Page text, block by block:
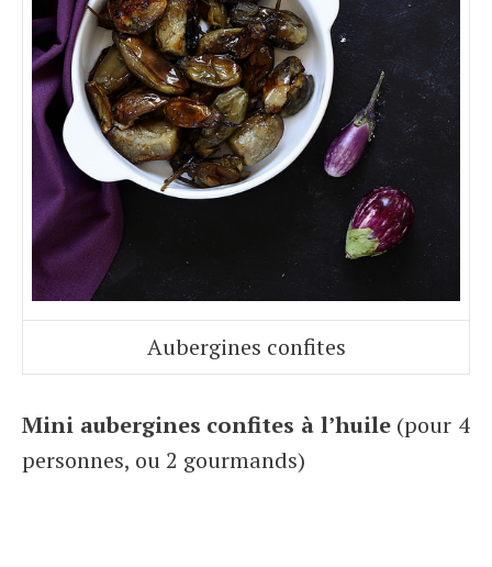
Aubergines confites
Mini aubergines confites à l’huile(pour 4
personnes, ou 2 gourmands)